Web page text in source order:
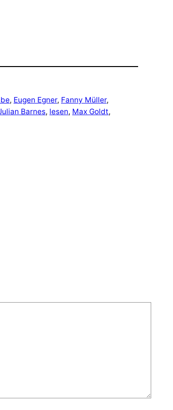
, Eugen Egner, Fanny Müller
Barnes, lesen, Max Goldt